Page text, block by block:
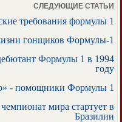
СЛЕДУЮЩИЕ СТАТЬИ
требования формулы 1
гонщиков Формулы-1
Формулы 1 в 1994
году
- помощники Формулы 1
мира стартует в
Бразилии